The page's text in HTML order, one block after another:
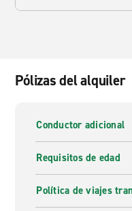
Pólizas del alquiler
Conductor adicional
Requisitos de edad
Política de viajes